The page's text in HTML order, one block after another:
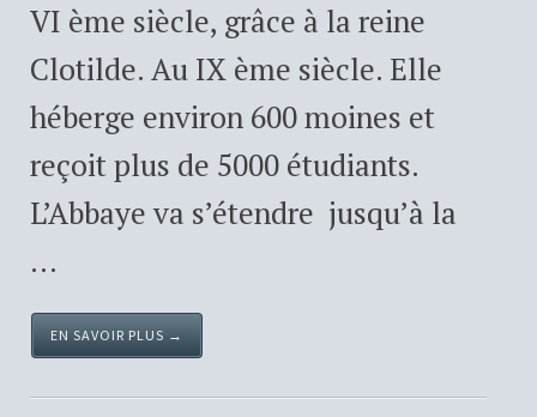
VI ème siècle, grâce à la reine
Clotilde. Au IX ème siècle. Elle
héberge environ 600 moines et
reçoit plus de 5000 étudiants.
L’Abbaye va s’étendre jusqu’à la
...
EN SAVOIR PLUS →